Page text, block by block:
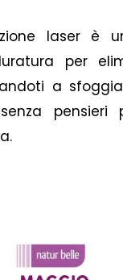
laser è
per
a
pensieri